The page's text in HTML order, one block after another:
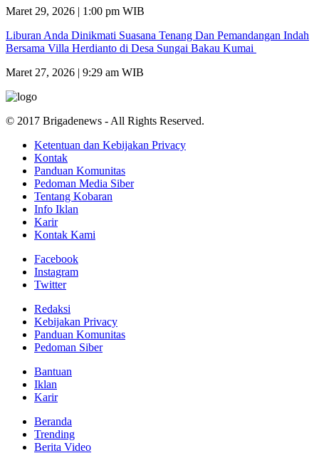
Maret 29, 2026 | 1:00 pm WIB
Liburan Anda Dinikmati Suasana Tenang Dan Pemandangan Indah
Bersama Villa Herdianto di Desa Sungai Bakau Kumai
Maret 27, 2026 | 9:29 am WIB
© 2017 Brigadenews - All Rights Reserved.
Ketentuan dan Kebijakan Privacy
Kontak
Panduan Komunitas
Pedoman Media Siber
Tentang Kobaran
Info Iklan
Karir
Kontak Kami
Facebook
Instagram
Twitter
Redaksi
Kebijakan Privacy
Panduan Komunitas
Pedoman Siber
Bantuan
Iklan
Karir
Beranda
Trending
Berita Video